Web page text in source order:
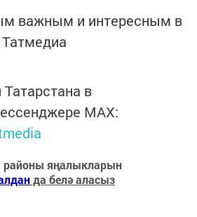
важным и интересным в
Татмедиа
в
MАХ:
районы яңалыкларын
да белә аласыз